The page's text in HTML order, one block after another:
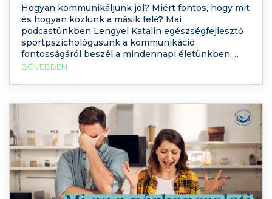
Hogyan kommunikáljunk jól? Miért fontos, hogy mit
és hogyan közlünk a másik felé? Mai
podcastünkben Lengyel Katalin egészségfejlesztő
sportpszichológusunk a kommunikáció
fontosságáról beszél a mindennapi életünkben.
Tarts velünk és tudj meg többet a helyes
Miért fontos a kommunikáció a mindennapi
kommunikálunk és közlünk –
BŐVEBBEN